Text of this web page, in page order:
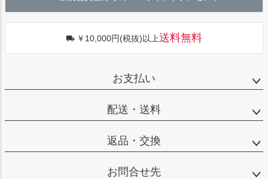
へ
￥10,000円(税抜)以上送料無料
お支払い
配送・送料
返品・交換
お問合せ先